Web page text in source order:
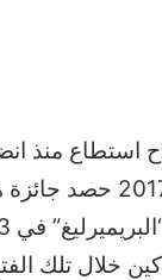
استطاع منذ
ليفربول في عام
خلال تلك